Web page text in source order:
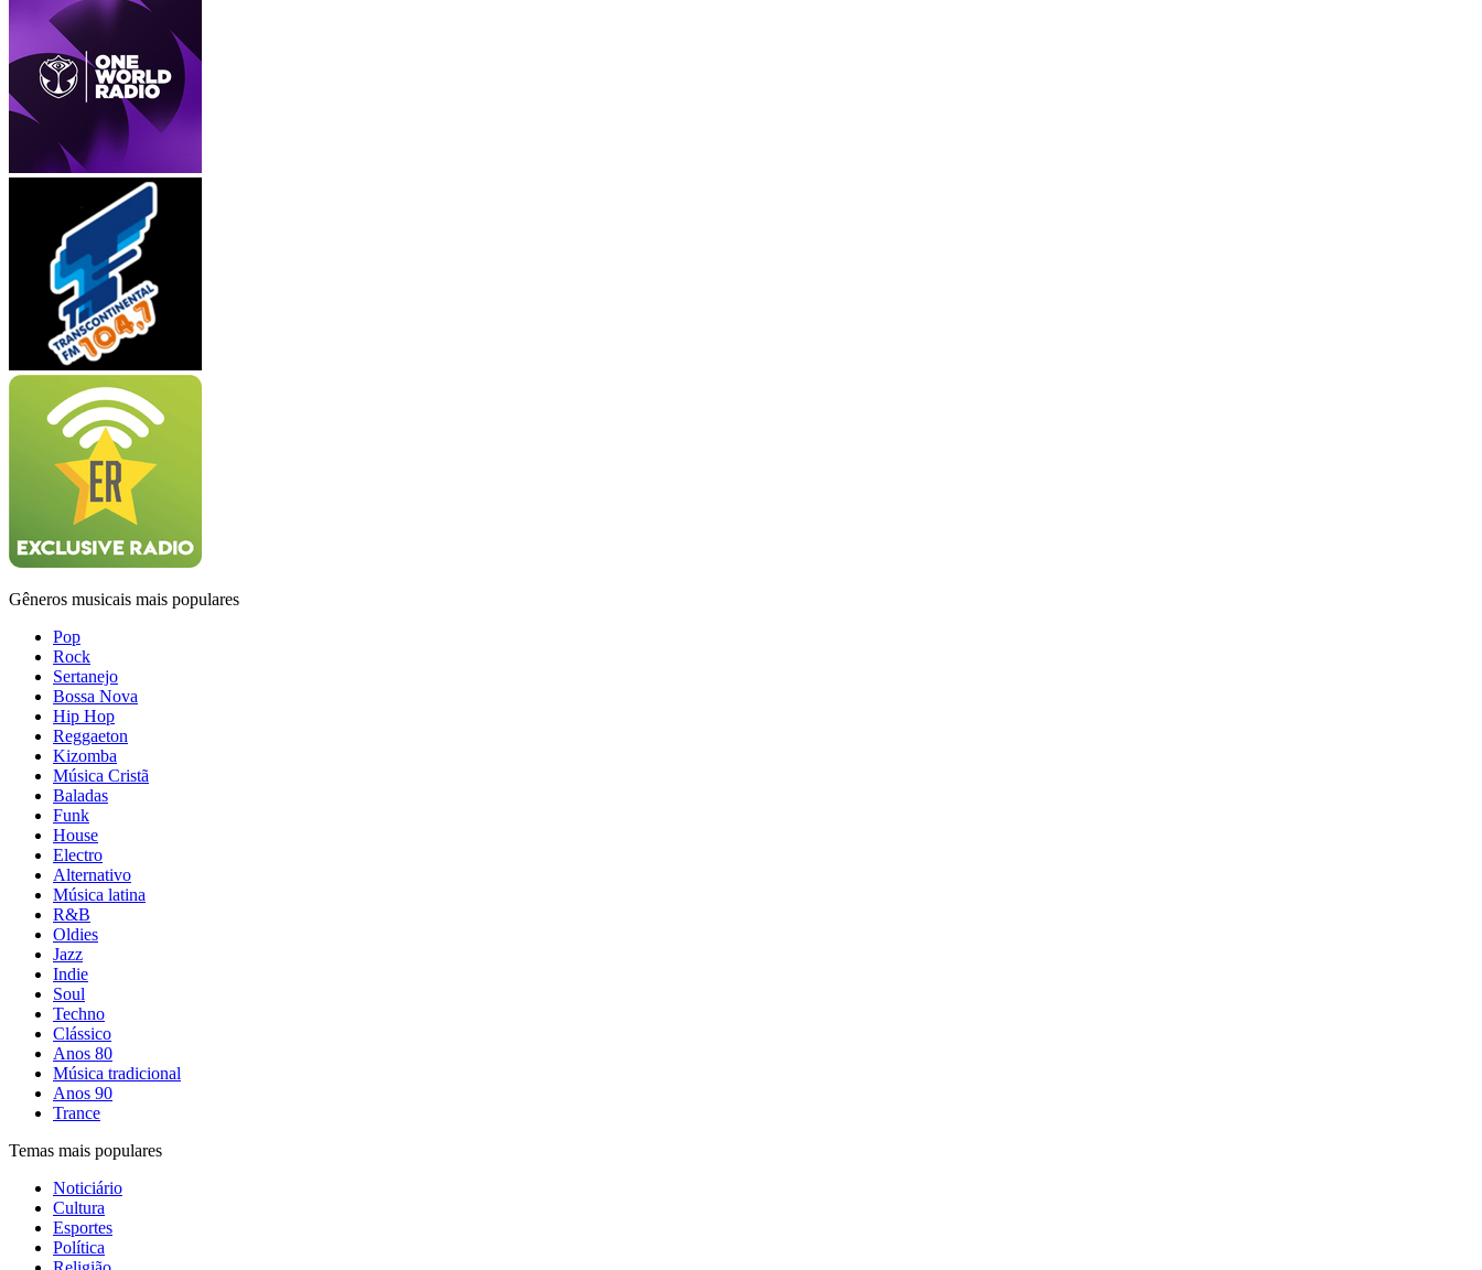
Gêneros musicais mais populares
Pop
Rock
Sertanejo
Bossa Nova
Hip Hop
Reggaeton
Kizomba
Música Cristã
Baladas
Funk
House
Electro
Alternativo
Música latina
R&B
Oldies
Jazz
Indie
Soul
Techno
Clássico
Anos 80
Música tradicional
Anos 90
Trance
Temas mais populares
Noticiário
Cultura
Esportes
Política